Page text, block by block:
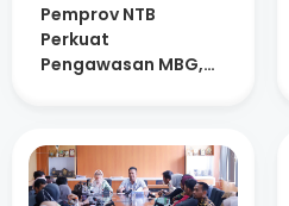
Pemprov NTB
Perkuat
Pengawasan MBG,